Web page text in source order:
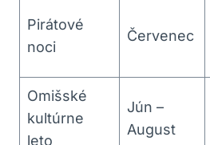
Pirátové
noci
Červenec
Omišské
kultúrne
leto
Jún –
August